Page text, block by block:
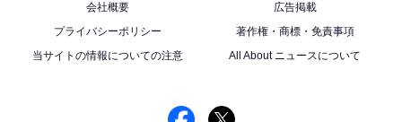
会社概要
広告掲載
プライバシーポリシー
著作権・商標・免責事項
当サイトの情報についての注意
All About ニュースについて